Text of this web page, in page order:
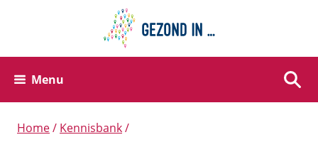
Menu
Home Kennisbank